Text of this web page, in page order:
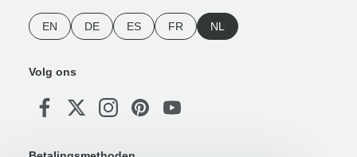
EN DE ES FR NL
Volg ons